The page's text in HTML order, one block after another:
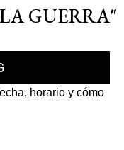
GUERRA"